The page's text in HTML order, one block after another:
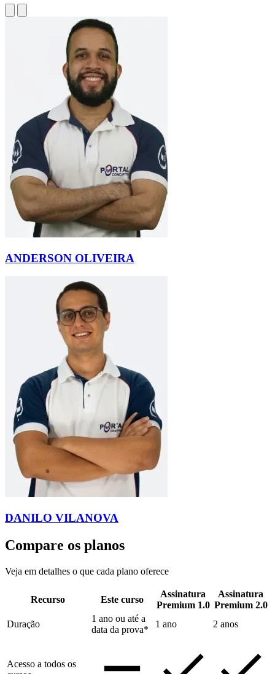
ANDERSON OLIVEIRA
DANILO VILANOVA
Compare os planos
Veja em detalhes o que cada plano oferece
Recurso Este curso
Assinatura
Premium 1.0
Assinatura
Premium 2.0
Duração
1 ano ou até a
data da prova*
1 ano 2 anos
Acesso a todos os